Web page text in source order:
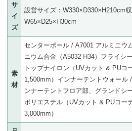
サ
イ
ズ
設営サイズ：W330×D330×H210cm
W65×D25×H30cm
素
材
センターポール / A7001 アルミニウ
ニウム合金（A5032 H34）フライシ
トップナイロン（UVカット & PUコ
1,500mm）インナーテントウォール
ンナーテントフロア部、グランドシ
ポリエステル（UVカット & PUコー
3,000mm）